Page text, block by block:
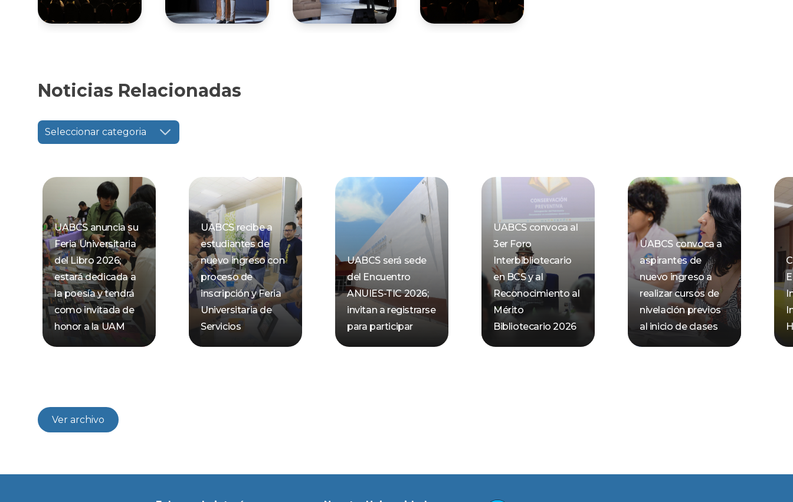
Noticias Relacionadas
Seleccionar categoria
UABCS anuncia su
Feria Universitaria
del Libro 2026;
estará dedicada a
la poesía y tendrá
como invitada de
honor a la UAM
UABCS recibe a
estudiantes de
nuevo ingreso con
proceso de
inscripción y Feria
Universitaria de
Servicios
UABCS será sede
del Encuentro
ANUIES-TIC 2026;
invitan a registrarse
para participar
UABCS convoca al
3er Foro
Interbibliotecario
en BCS y al
Reconocimiento al
Mérito
Bibliotecario 2026
UABCS convoca a
aspirantes de
nuevo ingreso a
realizar cursos de
nivelación previos
al inicio de clases
Ver archivo